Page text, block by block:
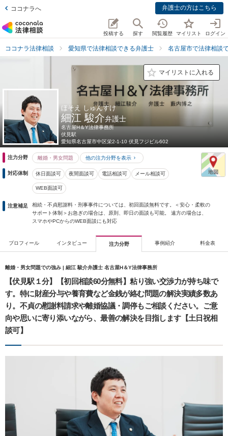
ココナラへ 弁護士の方はこちら
投稿する 探す 閲覧履歴 マイリスト ログイン
ココナラ法律相談 愛知県で法律相談できる弁護士 名古屋市で法律相談
マイリストに入れる
ほそえ しゅんすけ
細江 駿介弁護士
名古屋H＆Y法律事務所
伏見駅
愛知県名古屋市中区栄2-1-10 伏見フジビル602
注力分野 離婚・男女問題 他の注力分野を表示
対応体制 休日面談可 夜間面談可 電話相談可 メール相談可
WEB面談可
注意補足
相続・不貞慰謝料・刑事事件については、初回面談無料です。＜安心・柔軟の
サポート体制＞お急ぎの場合は、原則、即日の面談も可能。 遠方の場合は、
スマホやPCからのWEB面談にも対応
プロフィール インタビュー 注力分野 事例紹介 料金表
離婚・男女問題での強み | 細江 駿介弁護士 名古屋H＆Y法律事務所
【伏見駅１分】【初回相談60分無料】粘り強い交渉力が持ち味で
す。特に財産分与や養育費など金銭が絡む問題の解決実績多数あ
り。不貞の慰謝料請求や離婚協議・調停もご相談ください。ご意
向や思いに寄り添いながら、最善の解決を目指します【土日祝相
談可】